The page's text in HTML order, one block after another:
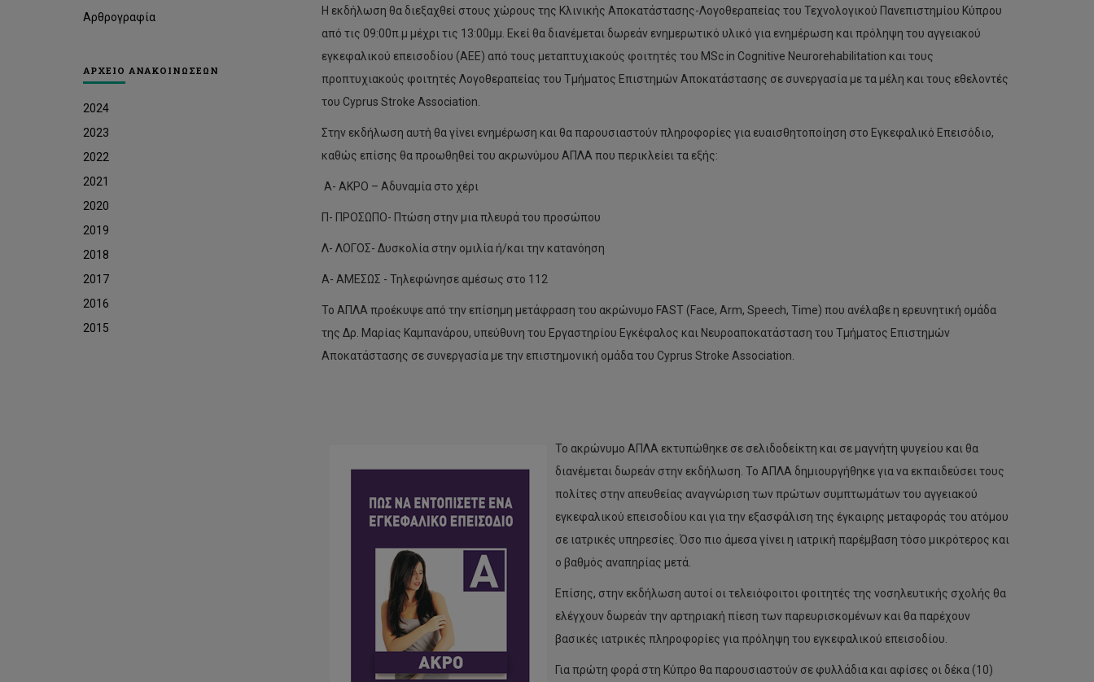
Αρθρογραφία
ΑΡΧΕΙΟ ΑΝΑΚΟΙΝΩΣΕΩΝ
2024
2023
2022
2021
2020
2019
2018
2017
2016
2015
Η εκδήλωση θα διεξαχθεί στους χώρους της Κλινικής Αποκατάστασης-Λογοθεραπείας του Τεχνολογικού Πανεπιστημίου Κύπρου
από τις 09:00π.μ μέχρι τις 13:00μμ. Εκεί θα διανέμεται δωρεάν ενημερωτικό υλικό για ενημέρωση και πρόληψη του αγγειακού
εγκεφαλικού επεισοδίου (ΑΕΕ) από τους μεταπτυχιακούς φοιτητές του MSc in Cognitive Neurorehabilitation και τους
προπτυχιακούς φοιτητές Λογοθεραπείας του Τμήματος Επιστημών Αποκατάστασης σε συνεργασία με τα μέλη και τους εθελοντές
του Cyprus Stroke Association.
Στην εκδήλωση αυτή θα γίνει ενημέρωση και θα παρουσιαστούν πληροφορίες για ευαισθητοποίηση στο Εγκεφαλικό Επεισόδιο,
καθώς επίσης θα προωθηθεί του ακρωνύμου ΑΠΛΑ που περικλείει τα εξής:
Α- ΑΚΡΟ – Αδυναμία στο χέρι
Π- ΠΡΟΣΩΠΟ- Πτώση στην μια πλευρά του προσώπου
Λ- ΛΟΓΟΣ- Δυσκολία στην ομιλία ή/και την κατανόηση
Α- ΑΜΕΣΩΣ - Τηλεφώνησε αμέσως στο 112
Το ΑΠΛΑ προέκυψε από την επίσημη μετάφραση του ακρώνυμο FAST (Face, Arm, Speech, Time) που ανέλαβε η ερευνητική ομάδα
της Δρ. Μαρίας Καμπανάρου, υπεύθυνη του Εργαστηρίου Εγκέφαλος και Νευροαποκατάσταση του Τμήματος Επιστημών
Αποκατάστασης σε συνεργασία με την επιστημονική ομάδα του Cyprus Stroke Association.
Το ακρώνυμο ΑΠΛΑ εκτυπώθηκε σε σελιδοδείκτη και σε μαγνήτη ψυγείου και θα
διανέμεται δωρεάν στην εκδήλωση. Το ΑΠΛΑ δημιουργήθηκε για να εκπαιδεύσει τους
πολίτες στην απευθείας αναγνώριση των πρώτων συμπτωμάτων του αγγειακού
εγκεφαλικού επεισοδίου και για την εξασφάλιση της έγκαιρης μεταφοράς του ατόμου
σε ιατρικές υπηρεσίες. Όσο πιο άμεσα γίνει η ιατρική παρέμβαση τόσο μικρότερος και
ο βαθμός αναπηρίας μετά.
Επίσης, στην εκδήλωση αυτοί οι τελειόφοιτοι φοιτητές της νοσηλευτικής σχολής θα
ελέγχουν δωρεάν την αρτηριακή πίεση των παρευρισκομένων και θα παρέχουν
βασικές ιατρικές πληροφορίες για πρόληψη του εγκεφαλικού επεισοδίου.
Για πρώτη φορά στη Κύπρο θα παρουσιαστούν σε φυλλάδια και αφίσες οι δέκα (10)